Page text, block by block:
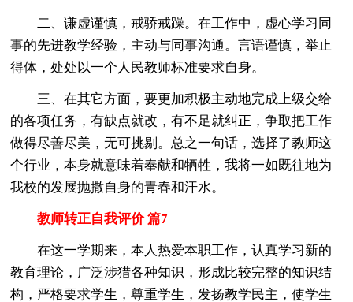
二、谦虚谨慎，戒骄戒躁。在工作中，虚心学习同
事的先进教学经验，主动与同事沟通。言语谨慎，举止
得体，处处以一个人民教师标准要求自身。
三、在其它方面，要更加积极主动地完成上级交给
的各项任务，有缺点就改，有不足就纠正，争取把工作
做得尽善尽美，无可挑剔。总之一句话，选择了教师这
个行业，本身就意味着奉献和牺牲，我将一如既往地为
我校的发展抛撒自身的青春和汗水。
教师转正自我评价 篇7
在这一学期来，本人热爱本职工作，认真学习新的
教育理论，广泛涉猎各种知识，形成比较完整的知识结
构，严格要求学生，尊重学生，发扬教学民主，使学生